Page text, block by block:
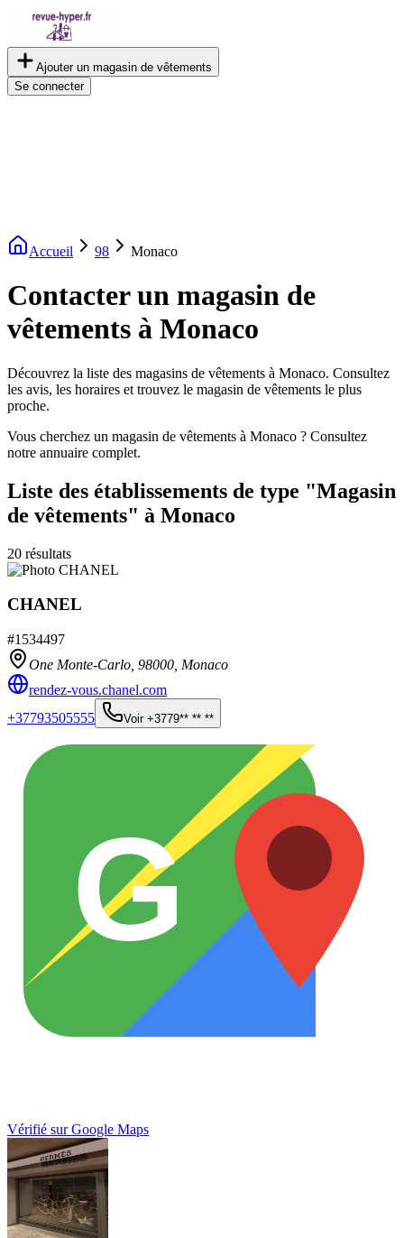
Ajouter un magasin de vêtements
Se connecter
Accueil 98 Monaco
Contacter un magasin de
vêtements à Monaco
Découvrez la liste des magasins de vêtements à Monaco. Consultez
les avis, les horaires et trouvez le magasin de vêtements le plus
proche.
Vous cherchez un magasin de vêtements à Monaco ? Consultez
notre annuaire complet.
Liste des établissements de type "Magasin
de vêtements" à Monaco
20 résultats
CHANEL
#1534497
One Monte-Carlo, 98000 Monaco
rendez-vous.chanel.com
+37793505555
Voir +3779** ** **
G
Vérifié sur Google Maps